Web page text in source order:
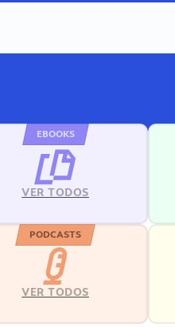
EBOOKS
VER TODOS
PODCASTS
VER TODOS